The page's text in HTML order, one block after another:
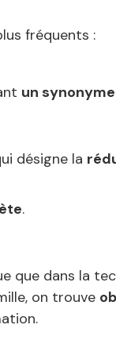
fréquents :
un
désigne la
.
que dans la
on trouve